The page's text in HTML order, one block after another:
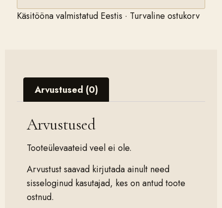
Käsitööna valmistatud Eestis · Turvaline ostukorv
Arvustused (0)
Arvustused
Tooteülevaateid veel ei ole.
Arvustust saavad kirjutada ainult need
sisseloginud kasutajad, kes on antud toote
ostnud.